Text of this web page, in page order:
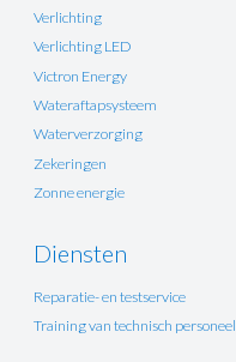
Verlichting
Verlichting LED
Victron Energy
Wateraftapsysteem
Waterverzorging
Zekeringen
Zonne energie
Diensten
Reparatie- en testservice
Training van technisch personeel